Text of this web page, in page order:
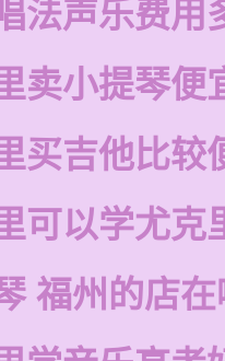
法声乐费用
卖小提琴便
买吉他比较
可以学尤克
福州的店